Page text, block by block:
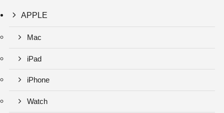
APPLE
Mac
iPad
iPhone
Watch